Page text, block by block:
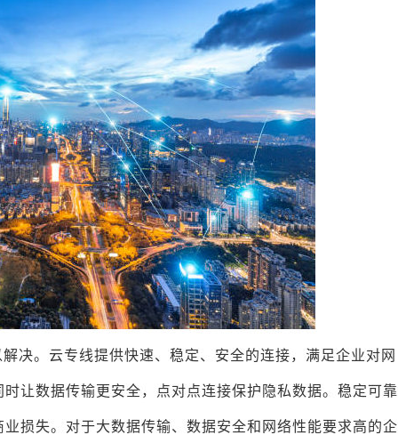
解决。云专线提供快速、稳定、安全的连接，满足企业对网
让数据传输更安全，点对点连接保护隐私数据。稳定可靠
损失。对于大数据传输、数据安全和网络性能要求高的企